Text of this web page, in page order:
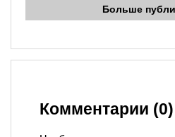
Больше
Комментарии